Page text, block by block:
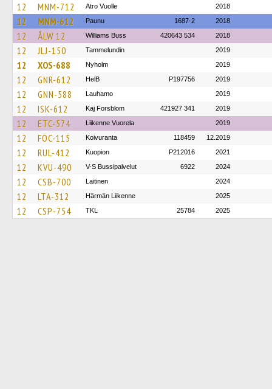
12 MNM-712 Atro Vuolle 2018
12 MNM-612 Paunu 1687-2 2018
12 ÅLW 12 Williams Buss 420643 534 2018
12 JLJ-150 Tammelundin 2019
12 XOS-688 Nyholm 2019
12 GNR-612 HelB P197756 2019
12 GNN-588 Lauhamo 2019
12 ISK-612 Kaj Forsblom 421927 341 2019
12 ETC-574 Liikenne Vuorela 2019
12 FOC-115 Koivuranta 118459 12.2019
12 RUL-412 Kuopion P212016 2021
12 KVU-490 V-S Bussipalvelut 6922 2024
12 CSB-700 Laitinen 2024
12 LTA-312 Härmän Liikenne 2025
12 CSP-754 TKL 25784 2025